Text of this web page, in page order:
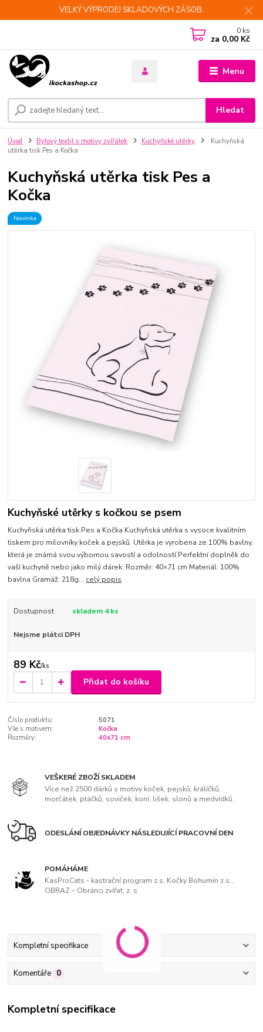
VELKÝ VÝPRODEJ SKLADOVÝCH ZÁSOB.
Menu
Hledat
0 ks
za 0,00 Kč
Úvod Bytový textil s motivy zvířátek Kuchyňské utěrky
Kuchyňská
utěrka tisk Pes a Kočka
Kuchyňská utěrka tisk Pes a
Kočka
Novinka
Kuchyňské utěrky s kočkou se psem
Kuchyňská utěrka tisk Pes a Kočka Kuchyňská utěrka s vysoce kvalitním
tiskem pro milovníky koček a pejsků. Utěrka je vyrobena ze 100% bavlny,
která je známá svou výbornou savostí a odolností.Perfektní doplněk do
vaší kuchyně nebo jako milý dárek. Rozměr: 40×71 cm Materiál: 100%
bavlna Gramáž: 218g... celý popis
Dostupnost skladem 4 ks
Nejsme plátci DPH
89 Kč/ks
Přidat do košíku
Číslo produktu:
5071
Vše s motivem:
Kočka
Rozměry:
40x71 cm
VEŠKERÉ ZBOŽÍ SKLADEM
Více než 2500 dárků s motivy koček, pejsků, králíčků,
morčátek, ptáčků, soviček, koní, lišek, slonů a medvídků.
ODESLÁNÍ OBJEDNÁVKY NÁSLEDUJÍCÍ PRACOVNÍ DEN
POMÁHÁME
KasProCats - kastrační program z.s, Kočky Bohumín z.s.,
OBRAZ – Obránci zvířat, z. s
Kompletní specifikace
Komentáře 0
Kompletní specifikace